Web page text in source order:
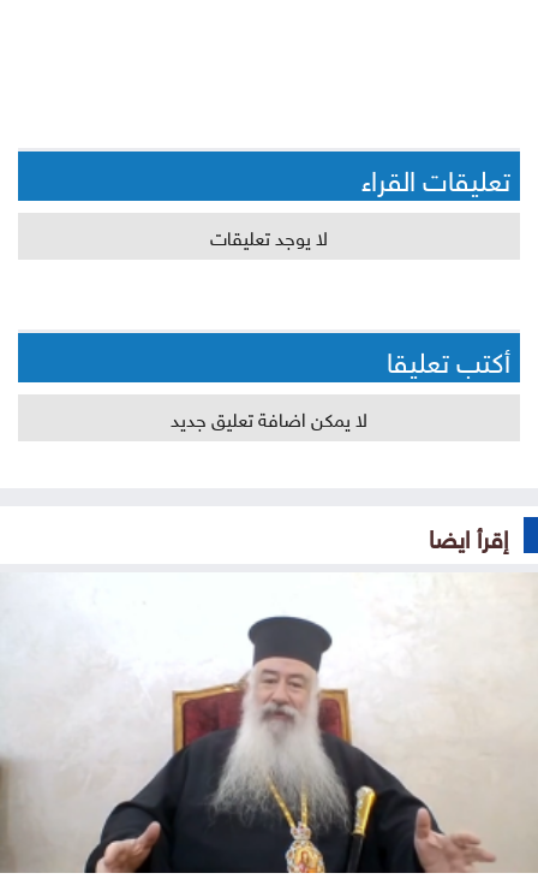
تعليقات القراء
لا يوجد تعليقات
أكتب تعليقا
لا يمكن اضافة تعليق جديد
إقرأ ايضا